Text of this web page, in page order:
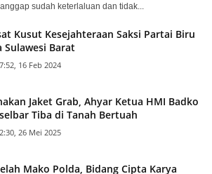
sudah keterlaluan dan tidak...
Kusut Kesejahteraan Saksi Partai Biru
Sulawesi Barat
16 Feb 2024
Jaket Grab, Ahyar Ketua HMI Badko
Tiba di Tanah Bertuah
26 Mei 2025
Mako Polda, Bidang Cipta Karya